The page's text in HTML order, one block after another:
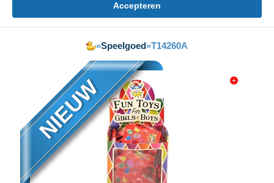
Accepteren
»Speelgoed»T14260A
NIEUW